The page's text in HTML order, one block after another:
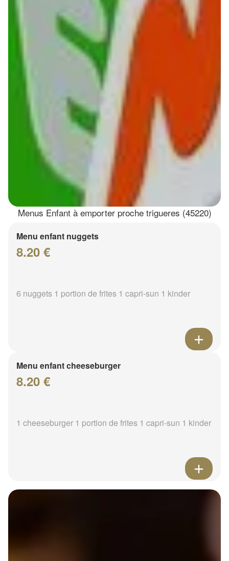
Menus Enfant à emporter proche trigueres (45220)
Menu enfant nuggets
8.20 €
6 nuggets 1 portion de frites 1 capri-sun 1 kinder
Menu enfant cheeseburger
8.20 €
1 cheeseburger 1 portion de frites 1 capri-sun 1 kinder